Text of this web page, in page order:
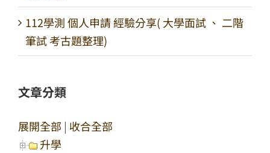
112學測 個人申請 經驗分享( 大學面試 、 二階
筆試 考古題整理)
文章分類
展開全部 | 收合全部
升學